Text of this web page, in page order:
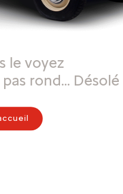
le voyez
rond… Désolé